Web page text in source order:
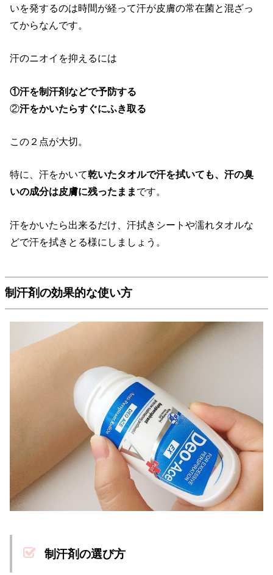
いを発するのは時間が経って汗が皮膚の常在菌と混ざっ
てからなんです。
汗のニオイを抑えるには
①汗を制汗剤などで予防する
②汗をかいたらすぐにふき取る
この２点が大切。
特に、汗をかいて乾いたタオルで汗を拭いても、汗の臭
いの成分は皮膚に残ったまま です。
汗をかいたら出来るだけ、汗拭きシートや濡れタオルな
どで汗を拭きとる様にしましょう。
制汗剤の効果的な使い方
制汗剤の選び方